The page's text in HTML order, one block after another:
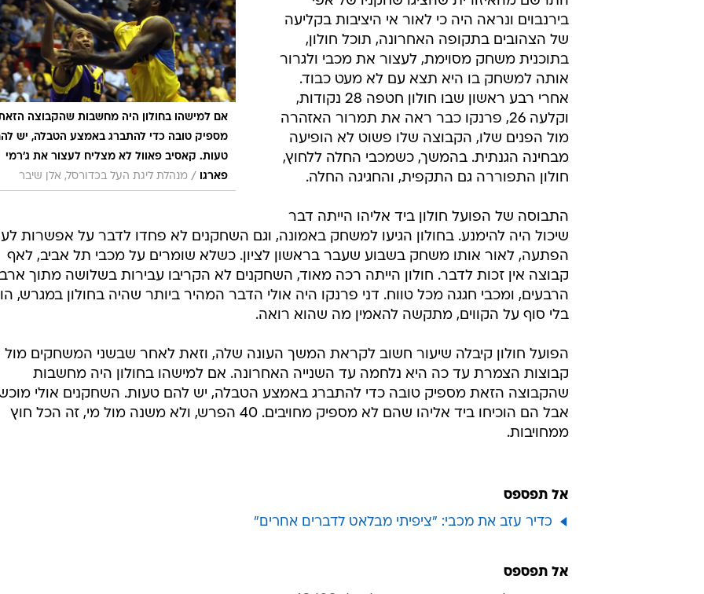
המאמן. האליבי שסופק עם הפציעה של יוני ניר הוסר, והוסיף מקדם חיכוך רציני עם הקהל. כעת
חיפה תיכשל, חסין יצטרך לתת את התשובות.
4. יש גם דרך לקבל בראש
אם למישהו בחולון היה מחשבות שהקבוצה
מספיק טובה כדי להתברג באמצע הטבלה, יש
בשבוע שעבר הגיע דני פרנקו למשחק של מכבי
ראשון לציון מול מכבי תל אביב כדי לבחון את
היריבה שלו במחזור הנוכחי מקרוב. פרנקו
התרשם מהאיזורית שהציגו שחקניו של אפי
בירנבוים ונראה היה כי לאור אי היציבות בקליעה
של הצהובים בתקופה האחרונה, תוכל חולון,
בתוכנית משחק מסוימת, לעצור את מכבי ולגרור
אותה למשחק בו היא תצא עם לא מעט כבוד.
אחרי רבע ראשון שבו חולון חטפה 28 נקודות,
וקלעה 26, פרנקו כבר ראה את תמרור האזהרה
מול הפנים שלו, הקבוצה שלו פשוט לא הופיעה
מבחינה הגנתית. בהמשך, כשמכבי החלה ללחוץ,
חולון התפוררה גם התקפית, והחגיגה החלה.
התבוסה של הפועל חולון ביד אליהו הייתה דבר
שיכול היה להימנע. בחולון הגיעו למשחק באמונה, וגם השחקנים לא פחדו לדבר על אפשרות
הפתעה, לאור אותו משחק בשבוע שעבר בראשון לציון. כשלא שומרים על מכבי תל אביב, לאף
הפועל חולון קיבלה שיעור חשוב לקראת המשך העונה שלה, וזאת לאחר שבשני המשחקים מול